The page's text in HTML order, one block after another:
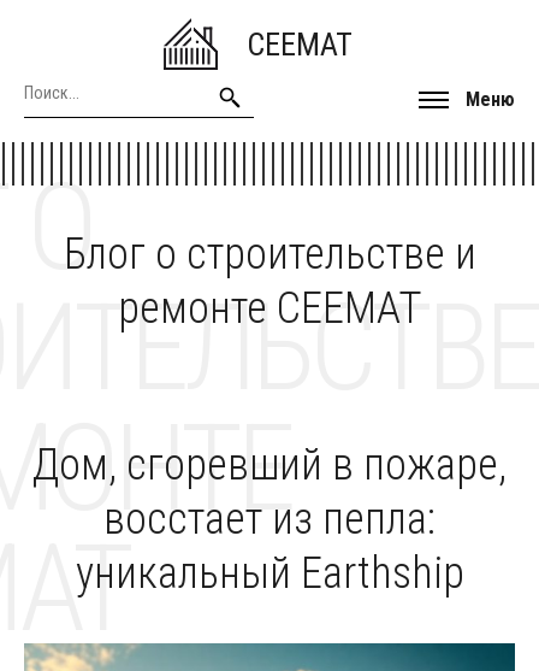
CEEMAT
Меню
Блог о строительстве и
ремонте CEEMAT
О
Дом, сгоревший в пожаре,
восстает из пепла:
уникальный Earthship